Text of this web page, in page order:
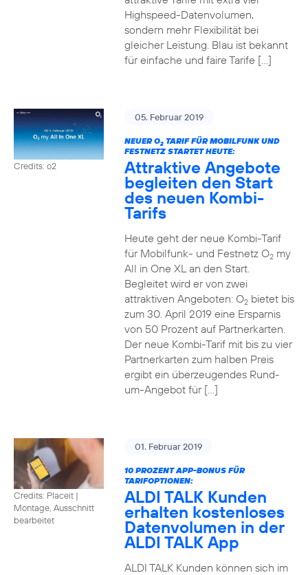
Highspeed-Datenvolumen,
sondern mehr Flexibilität bei
gleicher Leistung. Blau ist bekannt
für einfache und faire Tarife […]
Credits: o2
05. Februar 2019
NEUER O2TARIF FÜR MOBILFUNK UND
FESTNETZ STARTET HEUTE:
Attraktive Angebote
begleiten den Start
des neuen Kombi-
Tarifs
Heute geht der neue Kombi-Tarif
für Mobilfunk- und Festnetz O2my
All in One XL an den Start.
Begleitet wird er von zwei
attraktiven Angeboten: O2bietet bis
zum 30. April 2019 eine Ersparnis
von 50 Prozent auf Partnerkarten.
Der neue Kombi-Tarif mit bis zu vier
Partnerkarten zum halben Preis
ergibt ein überzeugendes Rund-
um-Angebot für […]
Credits: Placeit |
Montage, Ausschnitt
bearbeitet
01. Februar 2019
10 PROZENT APP-BONUS FÜR
TARIFOPTIONEN:
ALDI TALK Kunden
erhalten kostenloses
Datenvolumen in der
ALDI TALK App
ALDI TALK Kunden können sich im